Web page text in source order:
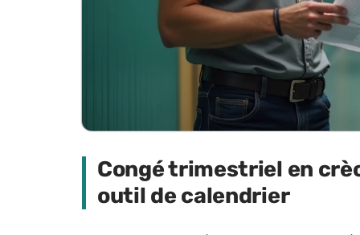
Congé trimestriel en
outil de calendrier